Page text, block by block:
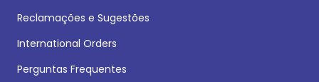
Reclamações e Sugestões
International Orders
Perguntas Frequentes